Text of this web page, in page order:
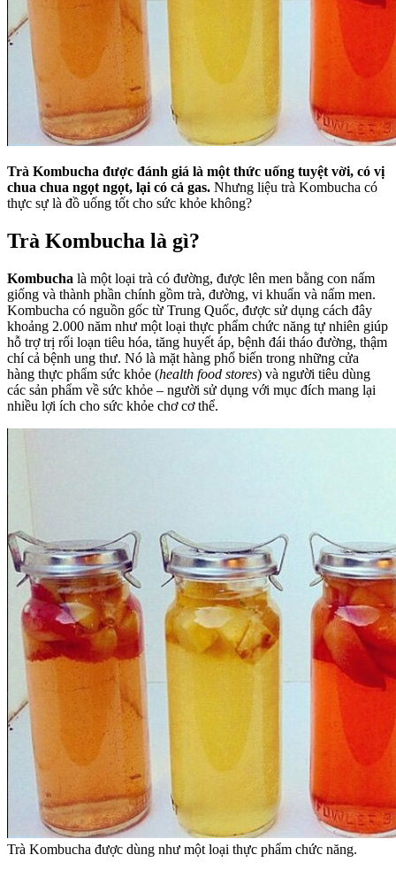
Trà Kombucha được đánh giá là một thức uống tuyệt vời, có vị
chua chua ngọt ngọt, lại có cả gas. Nhưng liệu trà Kombucha có
thực sự là đồ uống tốt cho sức khỏe không?
Trà Kombucha là gì?
Kombucha là một loại trà có đường, được lên men bằng con nấm
giống và thành phần chính gồm trà, đường, vi khuẩn và nấm men.
Kombucha có nguồn gốc từ Trung Quốc, được sử dụng cách đây
khoảng 2.000 năm như một loại thực phẩm chức năng tự nhiên giúp
hỗ trợ trị rối loạn tiêu hóa, tăng huyết áp, bệnh đái tháo đường, thậm
chí cả bệnh ung thư. Nó là mặt hàng phổ biến trong những cửa
hàng thực phẩm sức khỏe (health food stores) và người tiêu dùng
các sản phẩm về sức khỏe – người sử dụng với mục đích mang lại
nhiều lợi ích cho sức khỏe chơ cơ thể.
Trà Kombucha được dùng như một loại thực phẩm chức năng.